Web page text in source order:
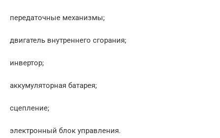
передаточные механизмы;
двигатель внутреннего сгорания;
инвертор;
аккумуляторная батарея;
сцепление;
электронный блок управления.